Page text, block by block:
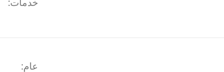
خدمات:
عام: